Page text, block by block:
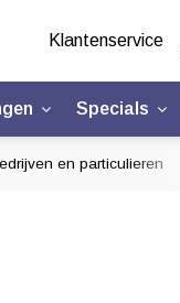
Klantenservice
Specials
en particulieren